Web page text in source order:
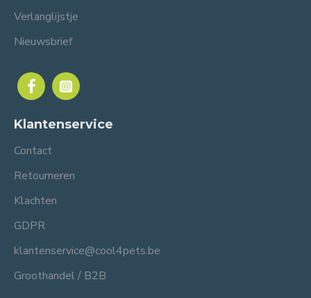
Verlanglijstje
Nieuwsbrief
Klantenservice
Contact
Retourneren
Klachten
GDPR
klantenservice@cool4pets.be
Groothandel / B2B